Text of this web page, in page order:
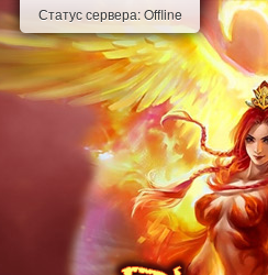
Статус сервера:Offline